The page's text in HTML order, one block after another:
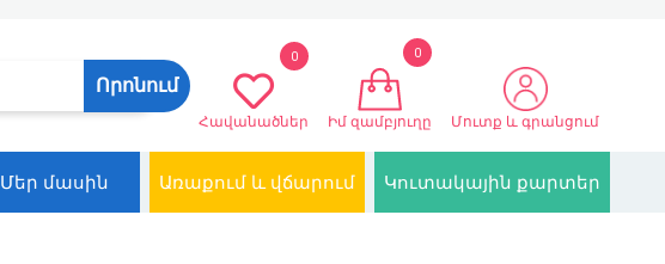
Որոնում
0
Հավանածներ
0
Իմ զամբյուղը Մուտք և գրանցում
Մեր մասին Առաքում և վճարում Կուտակային քարտեր